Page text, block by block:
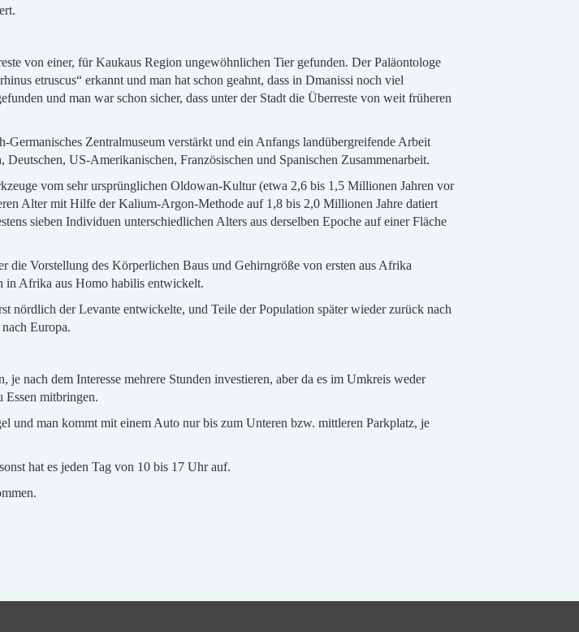
von einer, für Kaukaus Region ungewöhnlichen Tier gefunden. Der Paläontologe
etruscus“ erkannt und man hat schon geahnt, dass in Dmanissi noch viel
und man war schon sicher, dass unter der Stadt die Überreste von weit früheren
Zentralmuseum verstärkt und ein Anfangs landübergreifende Arbeit
US-Amerikanischen, Französischen und Spanischen Zusammenarbeit.
vom sehr ursprünglichen Oldowan-Kultur (etwa 2,6 bis 1,5 Millionen Jahren vor
Alter mit Hilfe der Kalium-Argon-Methode auf 1,8 bis 2,0 Millionen Jahre datiert
sieben Individuen unterschiedlichen Alters aus derselben Epoche auf einer Fläche
die Vorstellung des Körperlichen Baus und Gehirngröße von ersten aus Afrika
in Afrika aus Homo habilis entwickelt.
nördlich der Levante entwickelte, und Teile der Population später wieder zurück nach
Europa.
nach dem Interesse mehrere Stunden investieren, aber da es im Umkreis weder
Essen mitbringen.
und man kommt mit einem Auto nur bis zum Unteren bzw. mittleren Parkplatz, je
hat es jeden Tag von 10 bis 17 Uhr auf.